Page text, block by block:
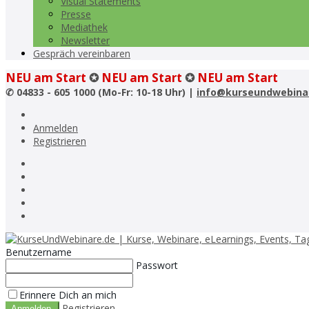
Presse
Mediathek
Newsletter
Gespräch vereinbaren
NEU am Start ✪ NEU am Start ✪ NEU am Start
✆ 04833 - 605 1000 (Mo-Fr: 10-18 Uhr) |
Anmelden
Registrieren
Benutzername
Passwort
Erinnere Dich an mich